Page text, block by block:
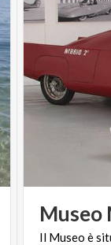
Museo
Il Museo è